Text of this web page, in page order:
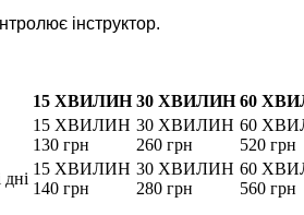
інструктор.
15 ХВИЛИН 30 ХВИЛИН 60
15 ХВИЛИН
130 грн
30 ХВИЛИН
260 грн
60
520 грн
дні
15 ХВИЛИН
140 грн
30 ХВИЛИН
280 грн
60
560 грн